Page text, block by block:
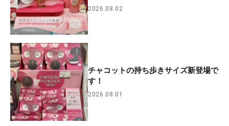
2026.08.02
チャコットの持ち歩きサイズ新登場で
す！
2026.08.01